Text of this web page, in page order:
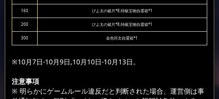
160 ぴよ太の破片*8,特級宝物自選箱*1
200 ぴよ太の破片*8,特級宝物自選箱*1
300 金色符文自選箱*1
※10月7日-10月9日,10月10日-10月13日。
注意事項
※ 明らかにゲームルール違反だと判断された場合、運営側は事